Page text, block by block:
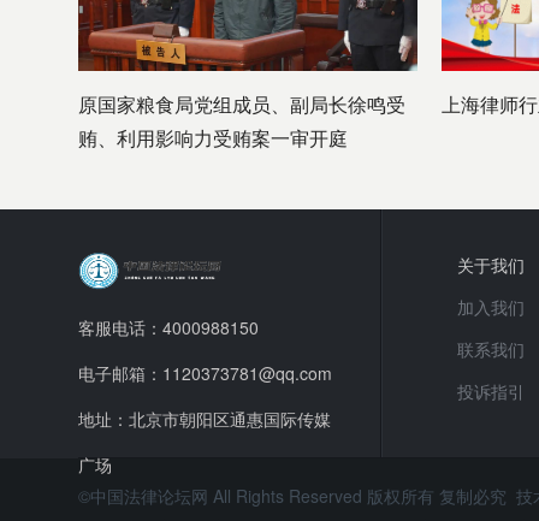
原国家粮食局党组成员、副局长徐鸣受
贿、利用影响力受贿案一审开庭
上海律师
客服电话：4000988150
电子邮箱：1120373781@qq.com
地址：北京市朝阳区通惠国际传媒
广场
关于我们
加入我们
联系我们
投诉指引
©中国法律论坛网 All Rights Reserved 版权所有 复制必究 技